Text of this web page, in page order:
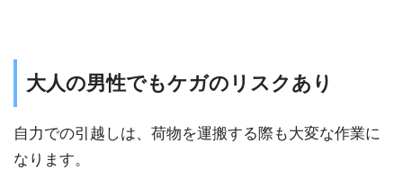
大人の男性でもケガのリスクあり
自力での引越しは、荷物を運搬する際も大変な作業に
なります。